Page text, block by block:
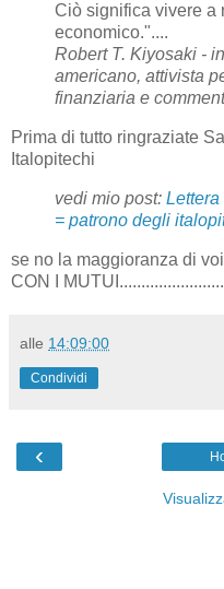
Ciò significa vivere a
economico."....
Robert T. Kiyosaki -
americano, attivista
finanziaria e
Prima di tutto ringraziate
Italopitechi
vedi mio post:
= patrono degli
se no la maggioranza di
CON I MUTUI........................
alle 14:09:00
Condividi
‹